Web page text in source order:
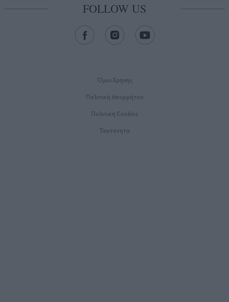
FOLLOW US
Όροι Xρήσης
Πολιτική Απορρήτου
Πολιτική Cookies
Ταυτότητα